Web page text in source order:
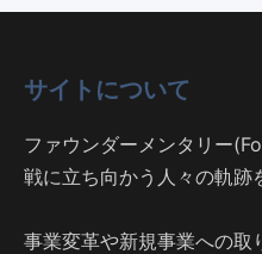
サイトについて
ファウンダーメンタリー
戦に立ち向かう人々の軌跡
事業変革や新規事業への取